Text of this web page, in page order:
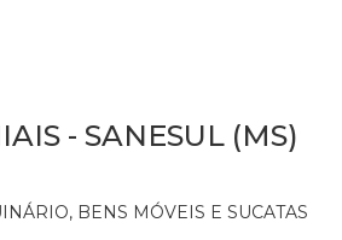
- SANESUL (MS)
BENS MÓVEIS E SUCATAS